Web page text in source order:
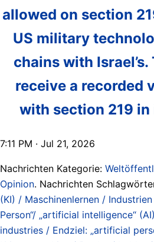
allowed on section
US military
chains with
receive a recorded
with section 219 in
7:11 PM · Jul 21, 2026
Nachrichten Kategorie:
Opinion. Nachrichten
(KI) / Maschinenlernen /
Person“/ „artificial intelligence“
industries / Endziel: „artificial